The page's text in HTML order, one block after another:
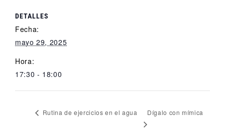
DETALLES
Fecha:
mayo 29, 2025
Hora:
17:30 - 18:00
Rutina de ejercicios en el agua Dígalo con mímica